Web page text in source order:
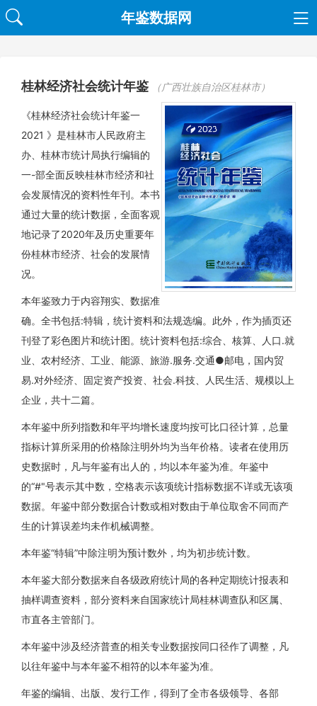
年鉴数据网
桂林经济社会统计年鉴 （广西壮族自治区桂林市）
《桂林经济社会统计年鉴一
2021 》是桂林市人民政府主
办、桂林市统计局执行编辑的
一-部全面反映桂林市经济和社
会发展情况的资料性年刊。本书
通过大量的统计数据，全面客观
地记录了2020年及历史重要年
份桂林市经济、社会的发展情
况。
本年鉴致力于内容翔实、数据准
确。全书包括:特辑，统计资料和法规选编。此外，作为插页还
刊登了彩色图片和统计图。统计资料包括:综合、核算、人口.就
业、农村经济、工业、能源、旅游.服务.交通●邮电，国内贸
易.对外经济、固定资产投资、社会.科技、人民生活、规模以上
企业，共十二篇。
本年鉴中所列指数和年平均增长速度均按可比口径计算，总量
指标计算所采用的价格除注明外均为当年价格。读者在使用历
史数据时，凡与年鉴有出人的，均以本年鉴为准。年鉴中
的“#"号表示其中数，空格表示该项统计指标数据不详或无该项
数据。年鉴中部分数据合计数或相对数由于单位取舍不同而产
生的计算误差均未作机械调整。
本年鉴“特辑”中除注明为预计数外，均为初步统计数。
本年鉴大部分数据来自各级政府统计局的各种定期统计报表和
抽样调查资料，部分资料来自国家统计局桂林调查队和区属、
市直各主管部门。
本年鉴中涉及经济普查的相关专业数据按同口径作了调整，凡
以往年鉴中与本年鉴不相符的以本年鉴为准。
年鉴的编辑、出版、发行工作，得到了全市各级领导、各部